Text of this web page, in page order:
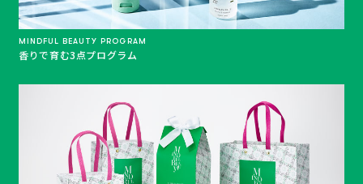
MINDFUL BEAUTY PROGRAM
香りで育む3点プログラム